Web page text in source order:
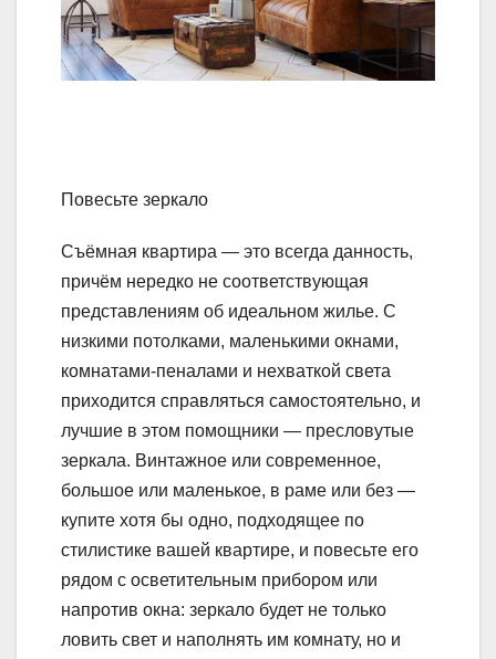
Повесьте зеркало
Съёмная квартира — это всегда данность,
причём нередко не соответствующая
представлениям об идеальном жилье. С
низкими потолками, маленькими окнами,
комнатами-пеналами и нехваткой света
приходится справляться самостоятельно, и
лучшие в этом помощники — пресловутые
зеркала. Винтажное или современное,
большое или маленькое, в раме или без —
купите хотя бы одно, подходящее по
стилистике вашей квартире, и повесьте его
рядом с осветительным прибором или
напротив окна: зеркало будет не только
ловить свет и наполнять им комнату, но и